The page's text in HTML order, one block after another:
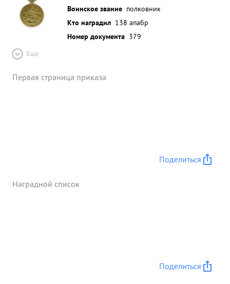
Воинское звание полковник
Кто наградил 138 апабр
Номер документа 379
Ещё
Первая страница приказа
Поделиться
Наградной список
Поделиться